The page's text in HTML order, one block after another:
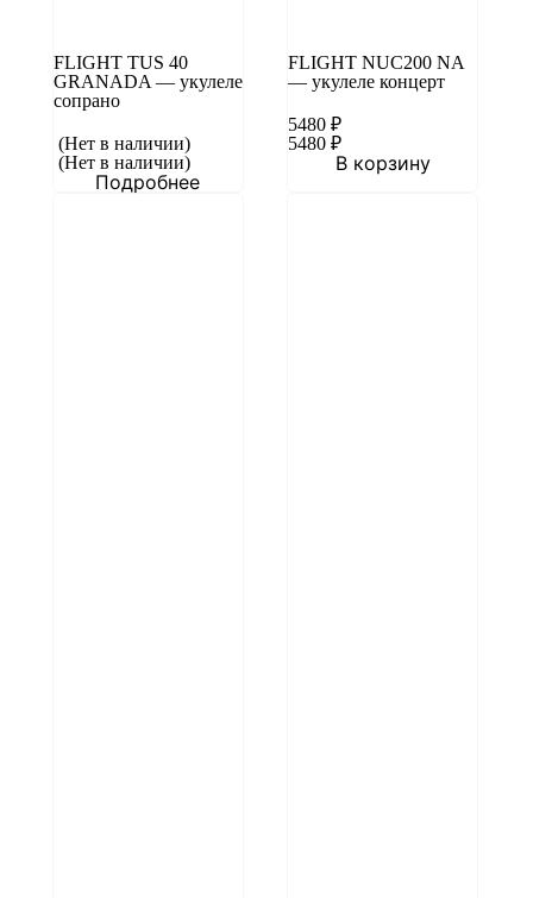
FLIGHT TUS 40
GRANADA — укулеле
сопрано
(Нет в наличии)
(Нет в наличии)
Подробнее
FLIGHT NUC200 NA
— укулеле концерт
5480 ₽
5480 ₽
В корзину